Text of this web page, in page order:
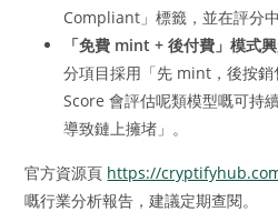
Compliant」標籤，並在評分中
「免費 mint + 後付費」模式興
分項目採用「先 mint，後按
Score 會評估呢類模型嘅可持
導致鏈上擁堵」。
官方資源頁 https://
嘅行業分析報告，建議定期查閱。